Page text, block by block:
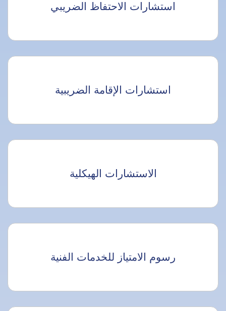
استشارات الاحتفاظ الضريبي
استشارات الإقامة الضريبية
الاستشارات الهيكلية
رسوم الامتياز للخدمات الفنية